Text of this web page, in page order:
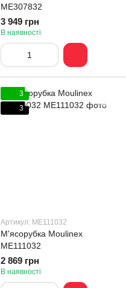
ME307832
3 949 грн
В наявності
3
3
Артикул: ME111032
М'ясорубка Moulinex
ME111032
2 869 грн
В наявності